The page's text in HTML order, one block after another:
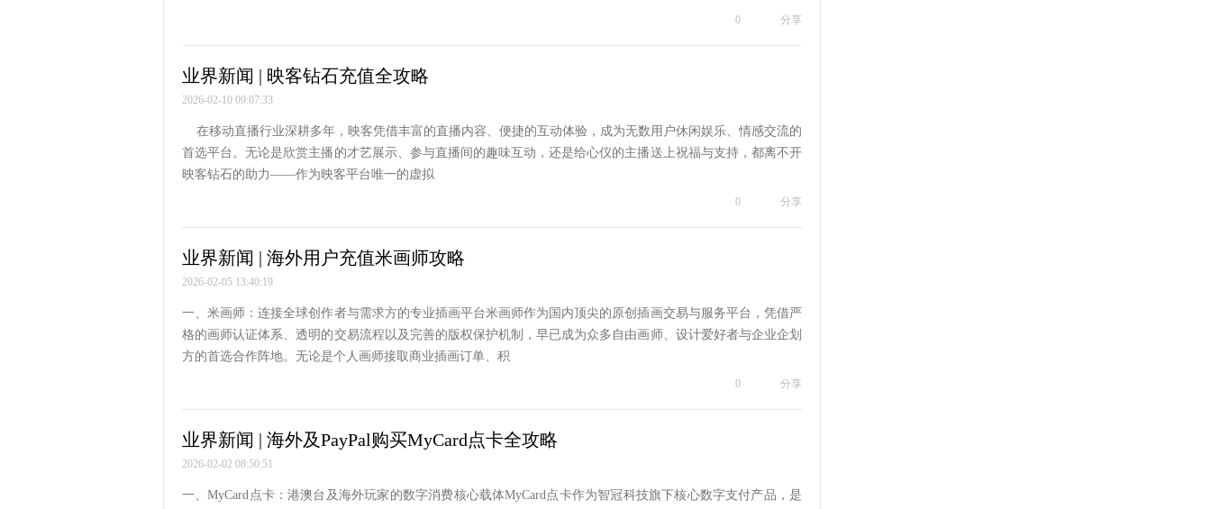
0 分享
业界新闻 | 映客钻石充值全攻略
2026-02-10 09:07:33
在移动直播行业深耕多年，映客凭借丰富的直播内容、便捷的互动体验，成为无数用户休闲娱乐、情感交流的
首选平台。无论是欣赏主播的才艺展示、参与直播间的趣味互动，还是给心仪的主播送上祝福与支持，都离不开
映客钻石的助力——作为映客平台唯一的虚拟
0 分享
业界新闻 | 海外用户充值米画师攻略
2026-02-05 13:40:19
一、米画师：连接全球创作者与需求方的专业插画平台米画师作为国内顶尖的原创插画交易与服务平台，凭借严
格的画师认证体系、透明的交易流程以及完善的版权保护机制，早已成为众多自由画师、设计爱好者与企业企划
方的首选合作阵地。无论是个人画师接取商业插画订单、积
0 分享
业界新闻 | 海外及PayPal购买MyCard点卡全攻略
2026-02-02 08:50:51
一、MyCard点卡：港澳台及海外玩家的数字消费核心载体MyCard点卡作为智冠科技旗下核心数字支付产品，是